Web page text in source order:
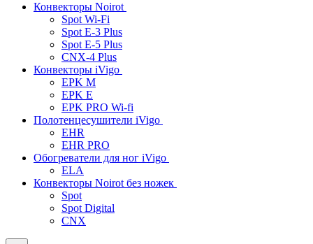
Конвекторы Noirot
Spot Wi-Fi
Spot E-3 Plus
Spot E-5 Plus
CNX-4 Plus
Конвекторы iVigo
EPK M
EPK E
EPK PRO Wi-fi
Полотенцесушители iVigo
EHR
EHR PRO
Обогреватели для ног iVigo
ELA
Конвекторы Noirot без ножек
Spot
Spot Digital
CNX